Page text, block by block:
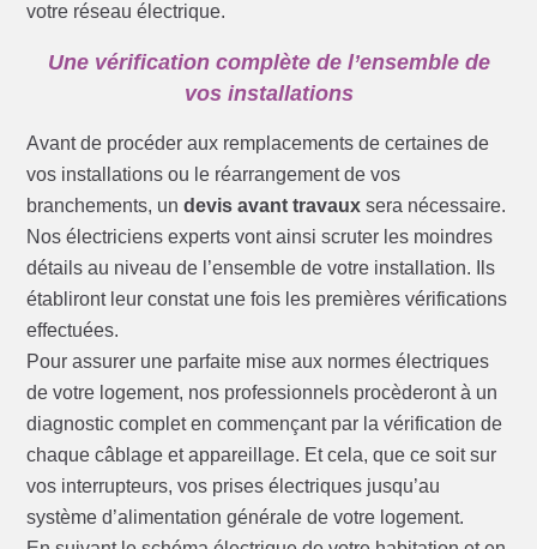
votre réseau électrique.
Une vérification complète de l’ensemble de
vos installations
Avant de procéder aux remplacements de certaines de
vos installations ou le réarrangement de vos
branchements, undevis avant travaux sera nécessaire.
Nos électriciens experts vont ainsi scruter les moindres
détails au niveau de l’ensemble de votre installation. Ils
établiront leur constat une fois les premières vérifications
effectuées.
Pour assurer une parfaite mise aux normes électriques
de votre logement, nos professionnels procèderont à un
diagnostic complet en commençant par la vérification de
chaque câblage et appareillage. Et cela, que ce soit sur
vos interrupteurs, vos prises électriques jusqu’au
système d’alimentation générale de votre logement.